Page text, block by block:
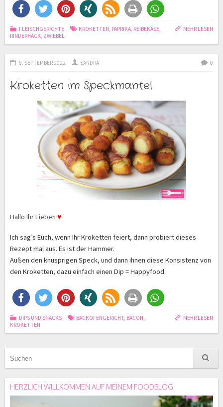
MEHR LESEN
FLEISCHGERICHTE KROKETTEN, PAPRIKA, REIBEKÄSE,
RINDERHACK, ZWIEBEL
8. SEPTEMBER 2022 SANDRA 0
Kroketten im Speckmantel
Hallo Ihr Lieben ♥
Ich sag’s Euch, wenn Ihr Kroketten feiert, dann probiert dieses
Rezept mal aus. Es ist der Hammer.
Außen den knusprigen Speck, und dann ihnen diese Konsistenz von
den Kroketten, dazu einfach einen Dip = Happyfood.
MEHR LESEN
DIPS UND SNACKS BACKOFENGERICHT, BACON,
KROKETTEN
HERZLICH WILLKOMMEN AUF MEINEM FOODBLOG